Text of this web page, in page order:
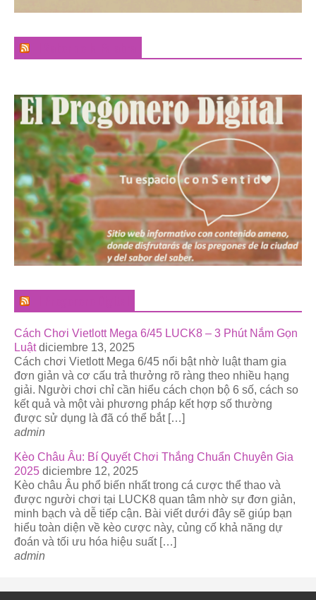
Cách Chơi Vietlott Mega 6/45 LUCK8 – 3 Phút Nắm Gọn
Luật diciembre 13, 2025
Cách chơi Vietlott Mega 6/45 nổi bật nhờ luật tham gia
đơn giản và cơ cấu trả thưởng rõ ràng theo nhiều hạng
giải. Người chơi chỉ cần hiểu cách chọn bộ 6 số, cách so
kết quả và một vài phương pháp kết hợp số thường
được sử dụng là đã có thể bắt […]
admin
Kèo Châu Âu: Bí Quyết Chơi Thắng Chuẩn Chuyên Gia
2025 diciembre 12, 2025
Kèo châu Âu phổ biến nhất trong cá cược thể thao và
được người chơi tại LUCK8 quan tâm nhờ sự đơn giản,
minh bạch và dễ tiếp cận. Bài viết dưới đây sẽ giúp bạn
hiểu toàn diện về kèo cược này, củng cố khả năng dự
đoán và tối ưu hóa hiệu suất […]
admin